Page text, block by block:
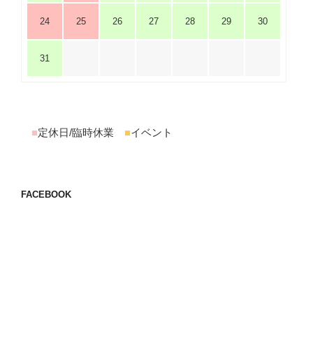
24 25 26 27 28 29 30
31
■定休日/臨時休業 ■イベント
FACEBOOK